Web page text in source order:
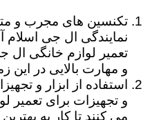
تکنسین های مجرب و
نمایندگی ال جی اسلام
تعمیر لوازم خانگی ال
و مهارت بالایی در این
استفاده از ابزار و
و تجهیزات برای تعمیر
می کنند تا کار به